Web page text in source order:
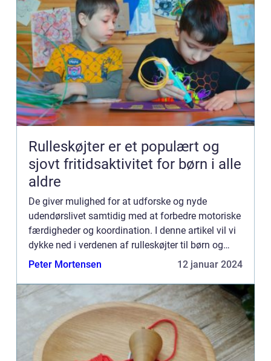
Rulleskøjter er et populært og
sjovt fritidsaktivitet for børn i alle
aldre
De giver mulighed for at udforske og nyde
udendørslivet samtidig med at forbedre motoriske
færdigheder og koordination. I denne artikel vil vi
dykke ned i verdenen af rulleskøjter til børn og
dele vigtige oplysninger, historisk udvikling og
Peter Mortensen 12 januar 2024